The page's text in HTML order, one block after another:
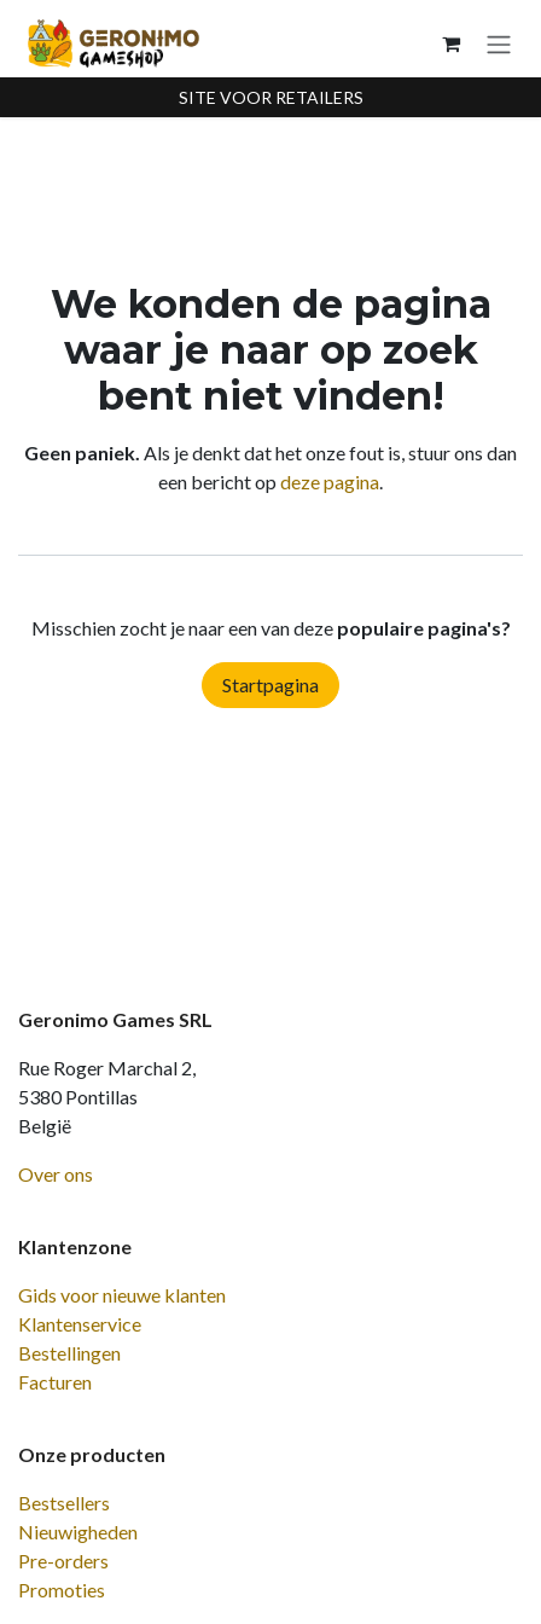
SITE VOOR RETAILERS
Fout 404
We konden de pagina
waar je naar op zoek
bent niet vinden!
Geen paniek. Als je denkt dat het onze fout is, stuur ons dan
een bericht op deze pagina.
Misschien zocht je naar een van deze populaire pagina's?
Startpagina
Klantenzone
Gids voor nieuwe klanten
Klantenservice
Bestellingen
Facturen
Onze producten
Bestsellers
Nieuwigheden
Pre-orders
Promoties
Geronimo Games SRL
Rue Roger Marchal 2,
5380 Pontillas
België
Over ons